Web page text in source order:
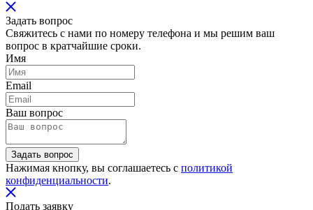
Задать вопрос
Свяжитесь с нами по номеру телефона и мы решим ваш
вопрос в кратчайшие сроки.
Имя
Email
Ваш вопрос
Задать вопрос
Нажимая кнопку, вы соглашаетесь с политикой
конфиденциальности.
Подать заявку